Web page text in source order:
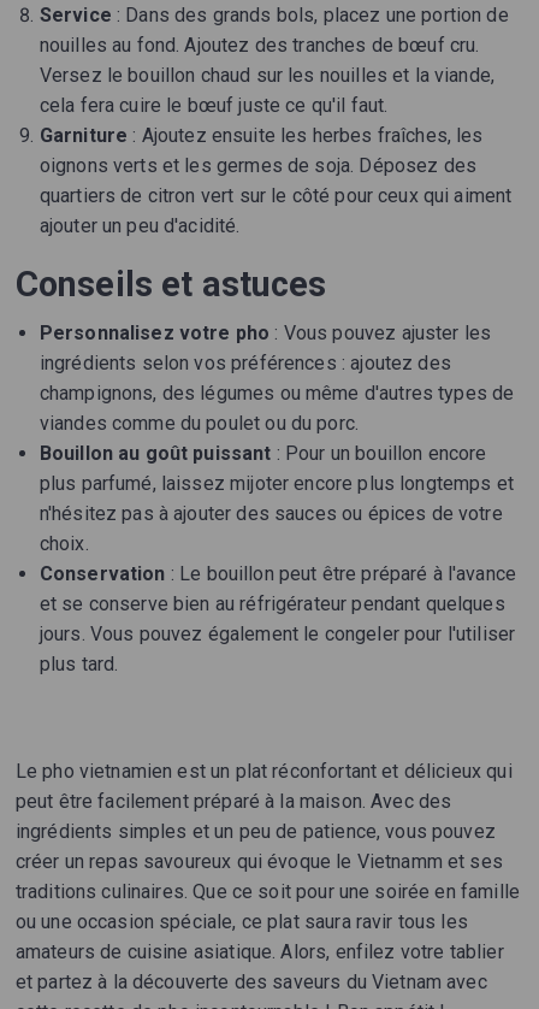
Service : Dans des grands bols, placez une portion de
nouilles au fond. Ajoutez des tranches de bœuf cru.
Versez le bouillon chaud sur les nouilles et la viande,
cela fera cuire le bœuf juste ce qu'il faut.
Garniture : Ajoutez ensuite les herbes fraîches, les
oignons verts et les germes de soja. Déposez des
quartiers de citron vert sur le côté pour ceux qui aiment
ajouter un peu d'acidité.
Conseils et astuces
Personnalisez votre pho : Vous pouvez ajuster les
ingrédients selon vos préférences : ajoutez des
champignons, des légumes ou même d'autres types de
viandes comme du poulet ou du porc.
Bouillon au goût puissant : Pour un bouillon encore
plus parfumé, laissez mijoter encore plus longtemps et
n'hésitez pas à ajouter des sauces ou épices de votre
choix.
Conservation : Le bouillon peut être préparé à l'avance
et se conserve bien au réfrigérateur pendant quelques
jours. Vous pouvez également le congeler pour l'utiliser
plus tard.
Le pho vietnamien est un plat réconfortant et délicieux qui
peut être facilement préparé à la maison. Avec des
ingrédients simples et un peu de patience, vous pouvez
créer un repas savoureux qui évoque le Vietnamm et ses
traditions culinaires. Que ce soit pour une soirée en famille
ou une occasion spéciale, ce plat saura ravir tous les
amateurs de cuisine asiatique. Alors, enfilez votre tablier
et partez à la découverte des saveurs du Vietnam avec